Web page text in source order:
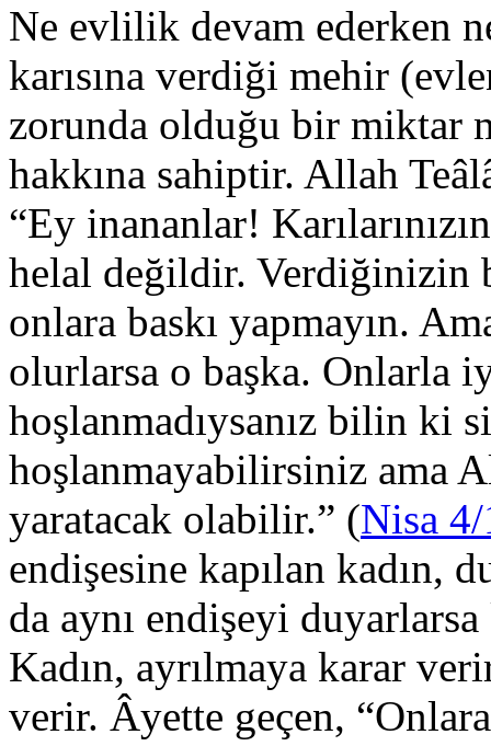
Ne evlilik devam ederken
karısına verdiği mehir
zorunda olduğu bir miktar
hakkına sahiptir. Allah
“Ey inananlar!
helal değildir. Verdiğinizin
onlara baskı yapmayın.
olurlarsa o başka. Onlarla
hoşlanmadıysanız bilin ki
hoşlanmayabilirsiniz ama
yaratacak olabilir.” (Nisa
endişesine kapılan
da aynı endişeyi
Kadın, ayrılmaya karar
verir. Âyette geçen,